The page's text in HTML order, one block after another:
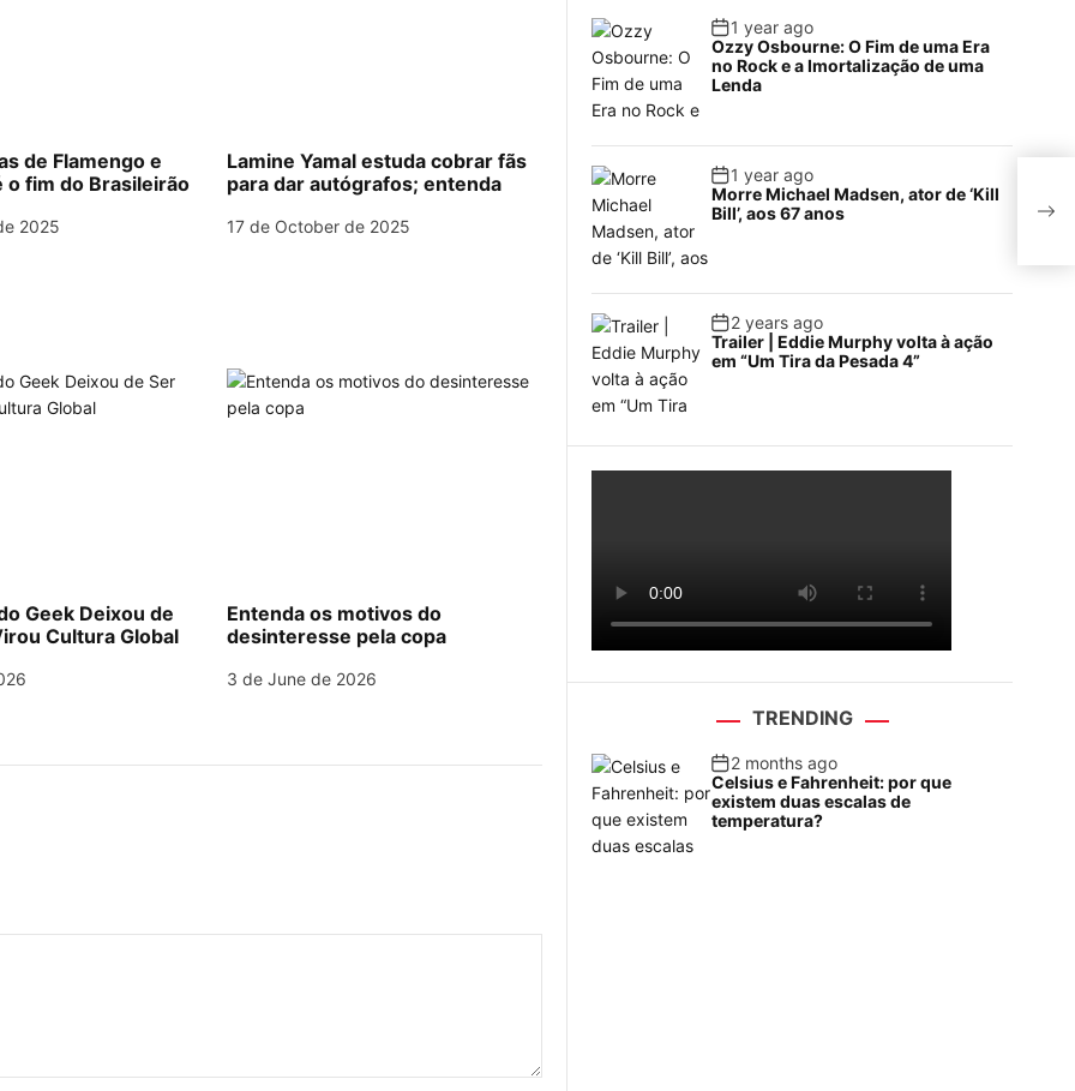
de Flamengo e
o fim do Brasileirão
2025
Lamine Yamal estuda cobrar fãs
para dar autógrafos; entenda
17 de October de 2025
Geek Deixou de
Cultura Global
Entenda os motivos do
desinteresse pela copa
3 de June de 2026
1 year ago
Ozzy Osbourne: O Fim de uma Era
no Rock e a Imortalização de uma
Lenda
1 year ago
Morre Michael Madsen, ator de ‘Kill
Bill’, aos 67 anos
2 years ago
Trailer | Eddie Murphy volta à ação
em “Um Tira da Pesada 4”
TRENDING
2 months ago
Celsius e Fahrenheit: por que
existem duas escalas de
temperatura?